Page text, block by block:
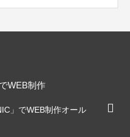
WEB制作
」でWEB制作オール